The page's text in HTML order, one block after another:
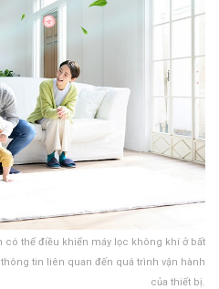
có thể điều khiển máy lọc không khí ở bất
tin liên quan đến quá trình vận hành
của thiết bị.